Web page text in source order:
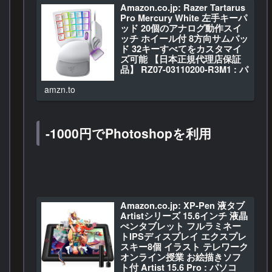
】 : パソコン・周辺機器
Amazon.co.jp: Logico…
Amazon.co.jp: Razer Tartarus
Pro Mercury White 左手キーパ
ッド 20個のアナログ動作スイ
ッチ ホイール付 8方向サムパッ
ド 32キーすべてをカスタマイ
ズ可能 【日本正規代理店保証
品】 RZ07-03110200-R3M1 : パ
amzn.to
-1000円でPhotoshopを利用
Amazon.co.jp: XP-Pen 液タブ
Artistシリーズ 15.6インチ 液晶
ぺンタブレット フルラミネー
トIPSディスプレイ エクスプレ
スキー8個 イラスト テレワーク
オンライン授業 お絵描きソフ
ト付 Artist 15.6 Pro : パソコ